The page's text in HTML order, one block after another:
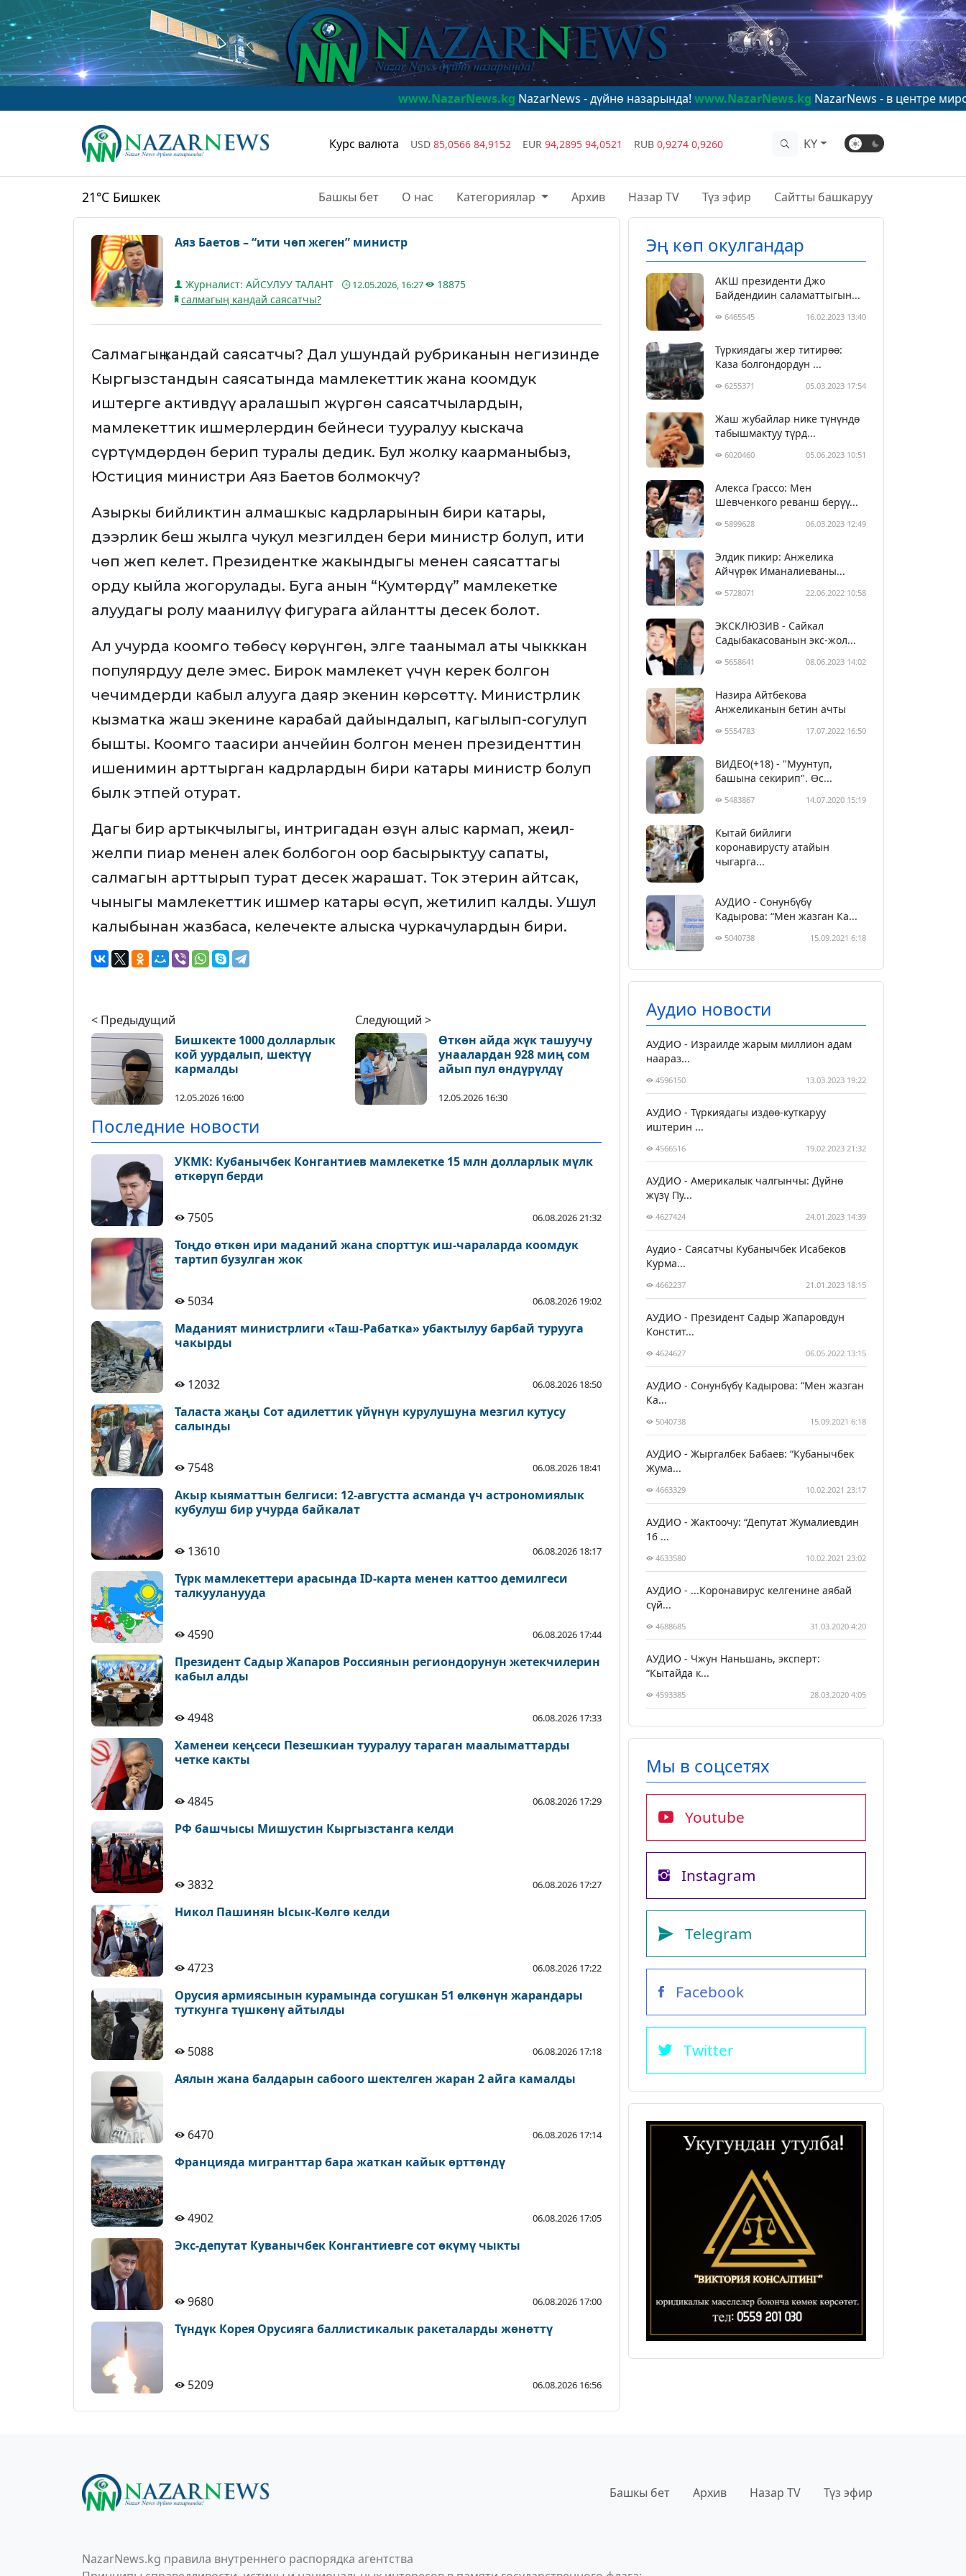
www.NazarNews.kgNazarNews - дүйнө назарында!www.NazarNews.kgNazarNews - в центре мирового
Курс валюта USD 85,0566 84,9152 EUR 94,2895 94,0521 RUB 0,9274 0,9260 KY
21°C Бишкек Башкы бет О нас Категориялар Архив Назар TV Түз эфир Сайтты башкаруу
Аяз Баетов – “ити чөп жеген” министр
Журналист: АЙСУЛУУ ТАЛАНТ 12.05.2026, 16:27
18875
салмагың кандай саясатчы?
Салмагың кандай саясатчы? Дал ушундай рубриканын негизинде
Кыргызстандын саясатында мамлекеттик жана коомдук
иштерге активдүү аралашып жүргөн саясатчылардын,
мамлекеттик ишмерлердин бейнеси тууралуу кыскача
сүртүмдөрдөн берип туралы дедик. Бул жолку каарманыбыз,
Юстиция министри Аяз Баетов болмокчу?
Азыркы бийликтин алмашкыс кадрларынын бири катары,
дээрлик беш жылга чукул мезгилден бери министр болуп, ити
чөп жеп келет. Президентке жакындыгы менен саясаттагы
орду кыйла жогорулады. Буга анын “Кумтөрдү” мамлекетке
алуудагы ролу маанилүү фигурага айлантты десек болот.
Ал учурда коомго төбөсү көрүнгөн, элге таанымал аты чыкккан
популярдуу деле эмес. Бирок мамлекет үчүн керек болгон
чечимдерди кабыл алууга даяр экенин көрсөттү. Министрлик
кызматка жаш экенине карабай дайындалып, кагылып-согулуп
бышты. Коомго таасири анчейин болгон менен президенттин
ишенимин арттырган кадрлардын бири катары министр болуп
былк этпей отурат.
Дагы бир артыкчылыгы, интригадан өзүн алыс кармап, жеңил-
желпи пиар менен алек болбогон оор басырыктуу сапаты,
салмагын арттырып турат десек жарашат. Ток этерин айтсак,
чыныгы мамлекеттик ишмер катары өсүп, жетилип калды. Ушул
калыбынан жазбаса, келечекте алыска чуркачулардын бири.
< Предыдущий
Бишкекте 1000 долларлык
кой уурдалып, шектүү
кармалды
12.05.2026 16:00
Следующий >
Өткөн айда жүк ташуучу
унаалардан 928 миң сом
айып пул өндүрүлдү
12.05.2026 16:30
Последние новости
УКМК: Кубанычбек Конгантиев мамлекетке 15 млн долларлык мүлк
өткөрүп берди
7505 06.08.2026 21:32
Тоңдо өткөн ири маданий жана спорттук иш-чараларда коомдук
тартип бузулган жок
5034 06.08.2026 19:02
Маданият министрлиги «Таш-Рабатка» убактылуу барбай турууга
чакырды
12032 06.08.2026 18:50
Таласта жаңы Сот адилеттик үйүнүн курулушуна мезгил кутусу
салынды
7548 06.08.2026 18:41
Акыр кыяматтын белгиси: 12-августта асманда үч астрономиялык
кубулуш бир учурда байкалат
13610 06.08.2026 18:17
Түрк мамлекеттери арасында ID-карта менен каттоо демилгеси
талкууланууда
4590 06.08.2026 17:44
Президент Садыр Жапаров Россиянын региондорунун жетекчилерин
кабыл алды
4948 06.08.2026 17:33
Хаменеи кеңсеси Пезешкиан тууралуу тараган маалыматтарды
четке какты
4845 06.08.2026 17:29
РФ башчысы Мишустин Кыргызстанга келди
3832 06.08.2026 17:27
Никол Пашинян Ысык-Көлгө келди
4723 06.08.2026 17:22
Орусия армиясынын курамында согушкан 51 өлкөнүн жарандары
туткунга түшкөнү айтылды
5088 06.08.2026 17:18
Аялын жана балдарын сабоого шектелген жаран 2 айга камалды
6470 06.08.2026 17:14
Францияда мигранттар бара жаткан кайык өрттөндү
4902 06.08.2026 17:05
Экс-депутат Куванычбек Конгантиевге сот өкүмү чыкты
9680 06.08.2026 17:00
Түндүк Корея Орусияга баллистикалык ракеталарды жөнөттү
5209 06.08.2026 16:56
Эң көп окулгандар
АКШ президенти Джо
Байдендиин саламаттыгын...
6465545 16.02.2023 13:40
Түркиядагы жер титирөө:
Каза болгондордун ...
6255371 05.03.2023 17:54
Жаш жубайлар нике түнүндө
табышмактуу түрд...
6020460 05.06.2023 10:51
Алекса Грассо: Мен
Шевченкого реванш берүү...
5899628 06.03.2023 12:49
Элдик пикир: Анжелика
Айчүрөк Иманалиеваны...
5728071 22.06.2022 10:58
ЭКСКЛЮЗИВ - Сайкал
Садыбакасованын экс-жол...
5658641 08.06.2023 14:02
Назира Айтбекова
Анжеликанын бетин ачты
5554783 17.07.2022 16:50
ВИДЕО(+18) - "Муунтуп,
башына секирип". Өс...
5483867 14.07.2020 15:19
Кытай бийлиги
коронавирусту атайын
чыгарга...
АУДИО - Сонунбүбү
Кадырова: “Мен жазган Ка...
5040738 15.09.2021 6:18
Аудио новости
АУДИО - Израилде жарым миллион адам
наараз...
4596150 13.03.2023 19:22
АУДИО - Түркиядагы издөө-куткаруу
иштерин ...
4566516 19.02.2023 21:32
АУДИО - Америкалык чалгынчы: Дүйнө
жүзү Пу...
4627424 24.01.2023 14:39
Аудио - Саясатчы Кубанычбек Исабеков
Курма...
4662237 21.01.2023 18:15
АУДИО - Президент Садыр Жапаровдун
Констит...
4624627 06.05.2022 13:15
АУДИО - Сонунбүбү Кадырова: “Мен жазган
Ка...
5040738 15.09.2021 6:18
АУДИО - Жыргалбек Бабаев: “Кубанычбек
Жума...
4663329 10.02.2021 23:17
АУДИО - Жактоочу: “Депутат Жумалиевдин
16 ...
4633580 10.02.2021 23:02
АУДИО - ...Коронавирус келгенине аябай
сүй...
4688685 31.03.2020 4:20
АУДИО - Чжун Наньшань, эксперт:
“Кытайда к...
4593385 28.03.2020 4:05
Мы в соцсетях
Youtube
Instagram
Telegram
Facebook
Twitter
Башкы бет Архив Назар TV Түз эфир
NazarNews.kg правила внутреннего распорядка агентства